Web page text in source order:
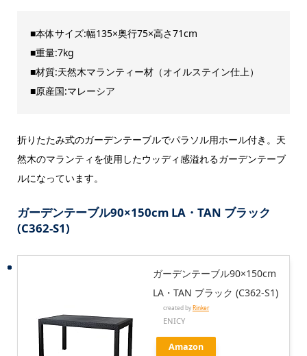
■本体サイズ:幅135×奥行75×高さ71cm
■重量:7kg
■材質:天然木マランティー材（オイルステイン仕上）
■原産国:マレーシア
折りたたみ式のガーデンテーブルでパラソル用ホール付き。天
然木のマランティを使用したウッディ感溢れるガーデンテーブ
ルになっています。
ガーデンテーブル90×150cm LA・TAN ブラック
(C362-S1)
ガーデンテーブル90×150cm
LA・TAN ブラック (C362-S1)
created byRinker
ENICY
Amazon